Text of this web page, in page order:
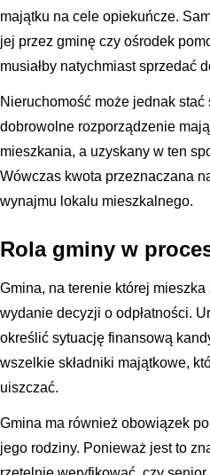
majątku na cele opiekuńcze.
jej przez gminę czy ośrodek
musiałby natychmiast sprzedać
Nieruchomość może jednak
dobrowolne rozporządzenie
mieszkania, a uzyskany w ten
Wówczas kwota przeznaczana
wynajmu lokalu mieszkalnego.
Rola gminy w
Gmina, na terenie której
wydanie decyzji o odpłatności.
określić sytuację finansową
wszelkie składniki majątkowe,
uiszczać.
Gmina ma również obowiązek
jego rodziny. Ponieważ jest to